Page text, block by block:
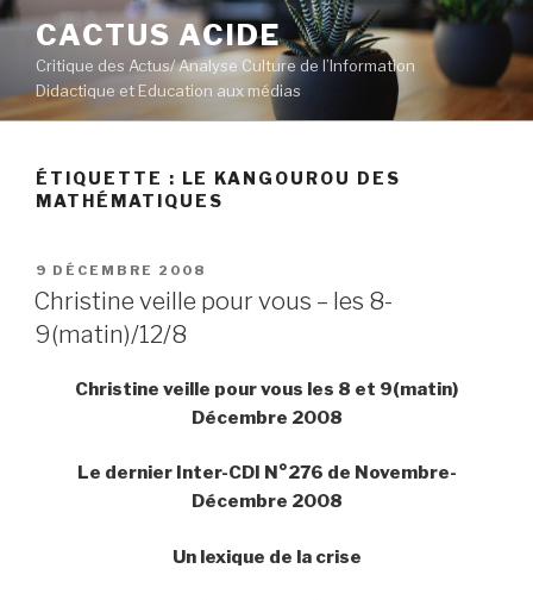
Aller
contenu
principal
CACTUS ACIDE
Critique des Actus/ Analyse Culture de l’Information
Didactique et Education aux médias
ÉTIQUETTE : LE KANGOUROU DES
MATHÉMATIQUES
PUBLIÉ
LE
9 DÉCEMBRE 2008
Christine veille pour vous – les 8-
9(matin)/12/8
Christine veille pour vous les 8 et 9(matin)
Décembre 2008
Le dernier Inter-CDI N°276 de Novembre-
Décembre 2008
Un lexique de la crise